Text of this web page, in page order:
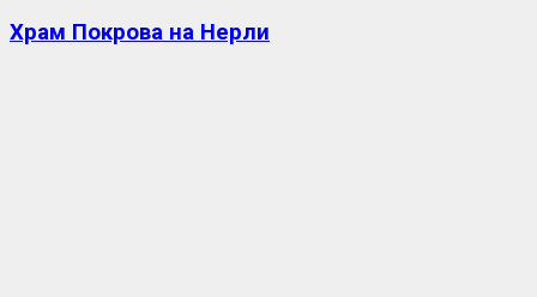
Храм Покрова на Нерли